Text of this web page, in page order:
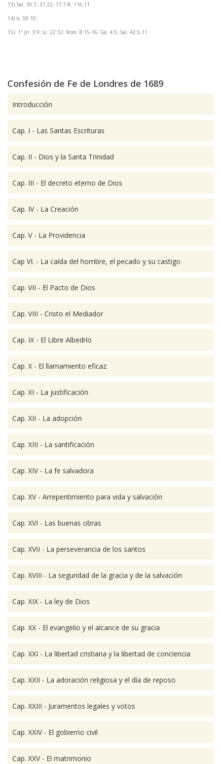
13) Sal. 30:7; 31:22; 77:7-8; 116:11
14) Is. 50:10
15). 1ª Jn. 3:9; Lc. 22:32; Rom. 8:15-16; Gá. 4:5; Sal. 42:5,11
Confesión de Fe de Londres de 1689
Introducción
Cap. I - Las Santas Escrituras
Cap. II - Dios y la Santa Trinidad
Cap. III - El decreto eterno de Dios
Cap. IV - La Creación
Cap. V - La Providencia
Cap VI. - La caída del hombre, el pecado y su castigo
Cap. VII - El Pacto de Dios
Cap. VIII - Cristo el Mediador
Cap. IX - El Libre Albedrío
Cap. X - El llamamiento eficaz
Cap. XI - La justificación
Cap. XII - La adopción
Cap. XIII - La santificación
Cap. XIV - La fe salvadora
Cap. XV - Arrepentimiento para vida y salvación
Cap. XVI - Las buenas obras
Cap. XVII - La perseverancia de los santos
Cap. XVIII - La seguridad de la gracia y de la salvación
Cap. XIX - La ley de Dios
Cap. XX - El evangelio y el alcance de su gracia
Cap. XXI - La libertad cristiana y la libertad de conciencia
Cap. XXII - La adoración religiosa y el día de reposo
Cap. XXIII - Juramentos legales y votos
Cap. XXIV - El gobierno civil
Cap. XXV - El matrimonio